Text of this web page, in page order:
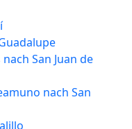
San Juan de
nach San